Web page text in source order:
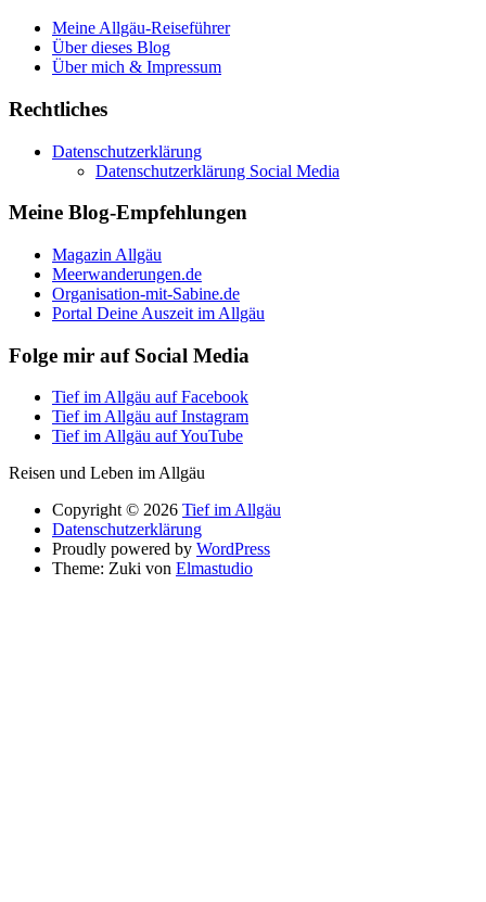
Meine Allgäu-Reiseführer
Über dieses Blog
Über mich & Impressum
Rechtliches
Datenschutzerklärung
Datenschutzerklärung Social Media
Meine Blog-Empfehlungen
Magazin Allgäu
Meerwanderungen.de
Organisation-mit-Sabine.de
Portal Deine Auszeit im Allgäu
Folge mir auf Social Media
Tief im Allgäu auf Facebook
Tief im Allgäu auf Instagram
Tief im Allgäu auf YouTube
Reisen und Leben im Allgäu
Copyright © 2026 Tief im Allgäu
Datenschutzerklärung
Proudly powered by WordPress
Theme: Zuki von Elmastudio